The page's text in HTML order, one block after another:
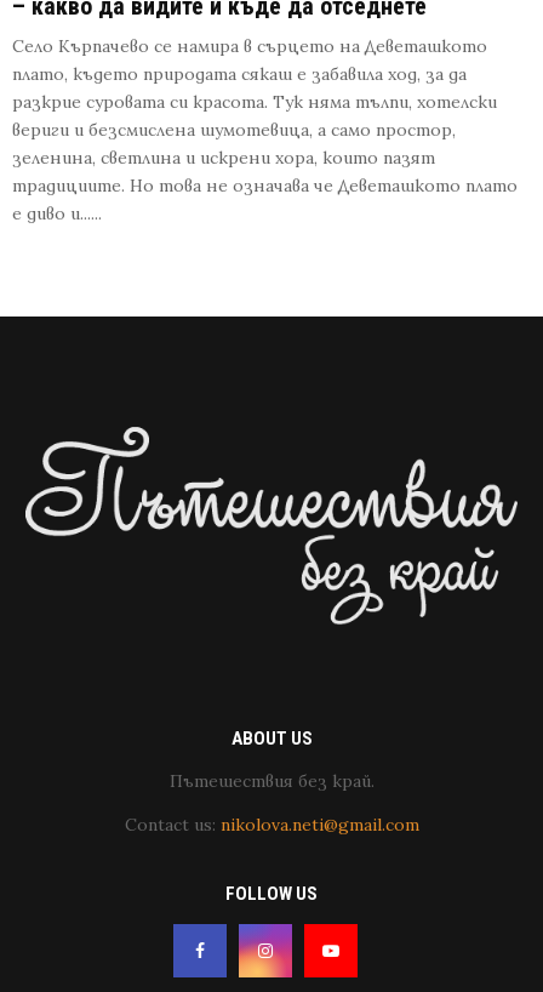
– какво да видите и къде да отседнете
Село Кърпачево се намира в сърцето на Деветашкото
плато, където природата сякаш е забавила ход, за да
разкрие суровата си красота. Тук няма тълпи, хотелски
вериги и безсмислена шумотевица, а само простор,
зеленина, светлина и искрени хора, които пазят
традициите. Но това не означава че Деветашкото плато
е диво и......
ABOUT US
Пътешествия без край.
Contact us: nikolova.neti@gmail.com
FOLLOW US